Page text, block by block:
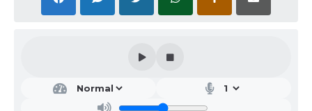
Serviços Online
Arquivos para Download